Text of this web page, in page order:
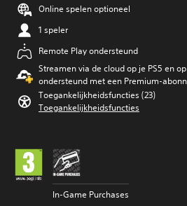
Online spelen optioneel
1 speler
Remote Play ondersteund
Streamen via de cloud op je PS5 en
ondersteund met een Premium-
Toegankelijkheidsfuncties (23)
Toegankelijkheidsfuncties
In-Game Purchases